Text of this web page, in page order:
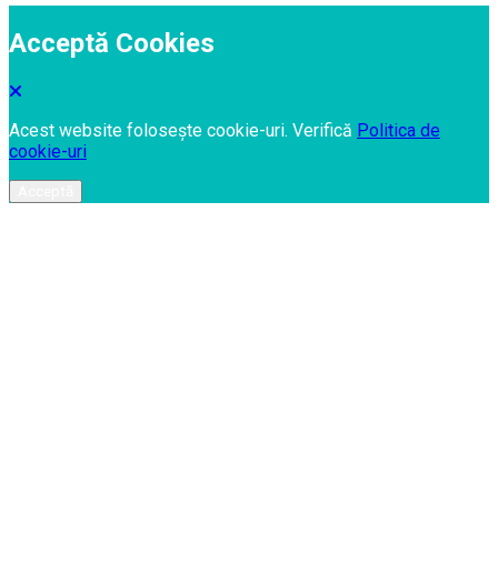
Acceptă Cookies
Acest website folosește cookie-uri. Verifică Politica de
cookie-uri